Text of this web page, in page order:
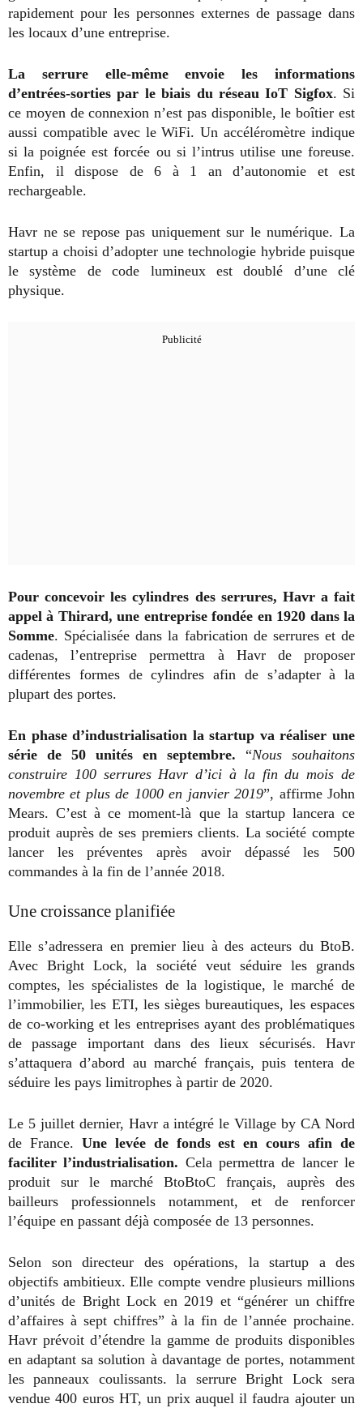
rapidement pour les personnes externes de passage dans
les locaux d’une entreprise.
La serrure elle-même envoie les informations
d’entrées-sorties par le biais du réseau IoT Sigfox. Si
ce moyen de connexion n’est pas disponible, le boîtier est
aussi compatible avec le WiFi. Un accéléromètre indique
si la poignée est forcée ou si l’intrus utilise une foreuse.
Enfin, il dispose de 6 à 1 an d’autonomie et est
rechargeable.
Havr ne se repose pas uniquement sur le numérique. La
startup a choisi d’adopter une technologie hybride puisque
le système de code lumineux est doublé d’une clé
physique.
Pour concevoir les cylindres des serrures, Havr a fait
appel à Thirard, une entreprise fondée en 1920 dans la
Somme. Spécialisée dans la fabrication de serrures et de
cadenas, l’entreprise permettra à Havr de proposer
différentes formes de cylindres afin de s’adapter à la
plupart des portes.
En phase d’industrialisation la startup va réaliser une
série de 50 unités en septembre. “Nous souhaitons
construire 100 serrures Havr d’ici à la fin du mois de
novembre et plus de 1000 en janvier 2019”, affirme John
Mears. C’est à ce moment-là que la startup lancera ce
produit auprès de ses premiers clients. La société compte
lancer les préventes après avoir dépassé les 500
commandes à la fin de l’année 2018.
Une croissance planifiée
Elle s’adressera en premier lieu à des acteurs du BtoB.
Avec Bright Lock, la société veut séduire les grands
comptes, les spécialistes de la logistique, le marché de
l’immobilier, les ETI, les sièges bureautiques, les espaces
de co-working et les entreprises ayant des problématiques
de passage important dans des lieux sécurisés. Havr
s’attaquera d’abord au marché français, puis tentera de
séduire les pays limitrophes à partir de 2020.
Le 5 juillet dernier, Havr a intégré le Village by CA Nord
de France. Une levée de fonds est en cours afin de
faciliter l’industrialisation. Cela permettra de lancer le
produit sur le marché BtoBtoC français, auprès des
bailleurs professionnels notamment, et de renforcer
l’équipe en passant déjà composée de 13 personnes.
Selon son directeur des opérations, la startup a des
objectifs ambitieux. Elle compte vendre plusieurs millions
d’unités de Bright Lock en 2019 et “générer un chiffre
d’affaires à sept chiffres” à la fin de l’année prochaine.
Havr prévoit d’étendre la gamme de produits disponibles
en adaptant sa solution à davantage de portes, notamment
les panneaux coulissants. la serrure Bright Lock sera
vendue 400 euros HT, un prix auquel il faudra ajouter un